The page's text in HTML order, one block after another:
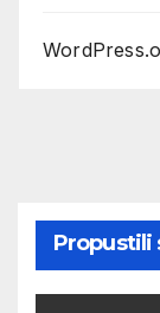
Propustili